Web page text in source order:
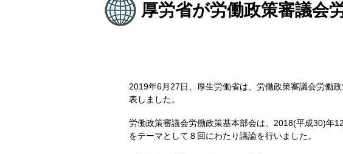
厚労省が労働政策審議会
2019年6月27日、厚生労働省は、労働政策審議会労働
表しました。
労働政策審議会労働政策基本部会は、2018(平成30)年
をテーマとして８回にわたり議論を行いました。